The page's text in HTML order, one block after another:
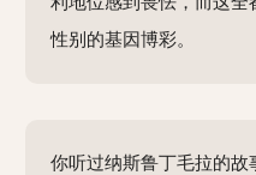
性别的基因博彩。
你听过纳斯鲁丁毛拉的